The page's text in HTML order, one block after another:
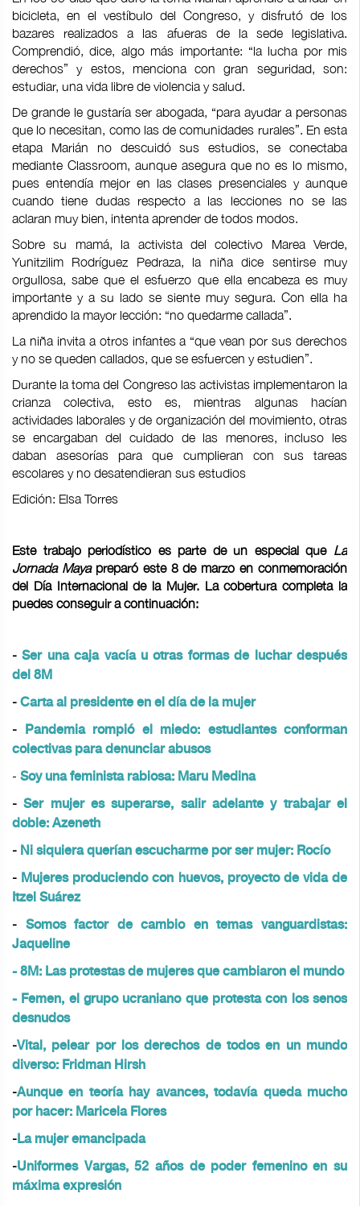
bicicleta, en el vestíbulo del Congreso, y disfrutó de los
bazares realizados a las afueras de la sede legislativa.
Comprendió, dice, algo más importante: “la lucha por mis
derechos” y estos, menciona con gran seguridad, son:
estudiar, una vida libre de violencia y salud.
De grande le gustaría ser abogada, “para ayudar a personas
que lo necesitan, como las de comunidades rurales”. En esta
etapa Marián no descuidó sus estudios, se conectaba
mediante Classroom, aunque asegura que no es lo mismo,
pues entendía mejor en las clases presenciales y aunque
cuando tiene dudas respecto a las lecciones no se las
aclaran muy bien, intenta aprender de todos modos.
Sobre su mamá, la activista del colectivo Marea Verde,
Yunitzilim Rodríguez Pedraza, la niña dice sentirse muy
orgullosa, sabe que el esfuerzo que ella encabeza es muy
importante y a su lado se siente muy segura. Con ella ha
aprendido la mayor lección: “no quedarme callada”.
La niña invita a otros infantes a “que vean por sus derechos
y no se queden callados, que se esfuercen y estudien”.
Durante la toma del Congreso las activistas implementaron la
crianza colectiva, esto es, mientras algunas hacían
actividades laborales y de organización del movimiento, otras
se encargaban del cuidado de las menores, incluso les
daban asesorías para que cumplieran con sus tareas
escolares y no desatendieran sus estudios
Edición: Elsa Torres
Este trabajo periodístico es parte de un especial que La
Jornada Mayapreparó este 8 de marzo en conmemoración
del Día Internacional de la Mujer. La cobertura completa la
puedes conseguir a continuación:
-Ser una caja vacía u otras formas de luchar después
del 8M
- Carta al presidente en el día de la mujer
-
Pandemia rompió el miedo: estudiantes conforman
colectivas para denunciar abusos
- Soy una feminista rabiosa: Maru Medina
-Ser mujer es superarse, salir adelante y trabajar el
doble: Azeneth
- Ni siquiera querían escucharme por ser mujer: Rocío
- Mujeres produciendo con huevos, proyecto de vida de
Itzel Suárez
- Somos factor de cambio en temas vanguardistas:
Jaqueline
- 8M: Las protestas de mujeres que cambiaron el mundo
- Femen, el grupo ucraniano que protesta con los senos
desnudos
-Vital, pelear por los derechos de todos en un mundo
diverso: Fridman Hirsh
-Aunque en teoría hay avances, todavía queda mucho
por hacer: Maricela Flores
-La mujer emancipada
-Uniformes Vargas, 52 años de poder femenino en su
máxima expresión